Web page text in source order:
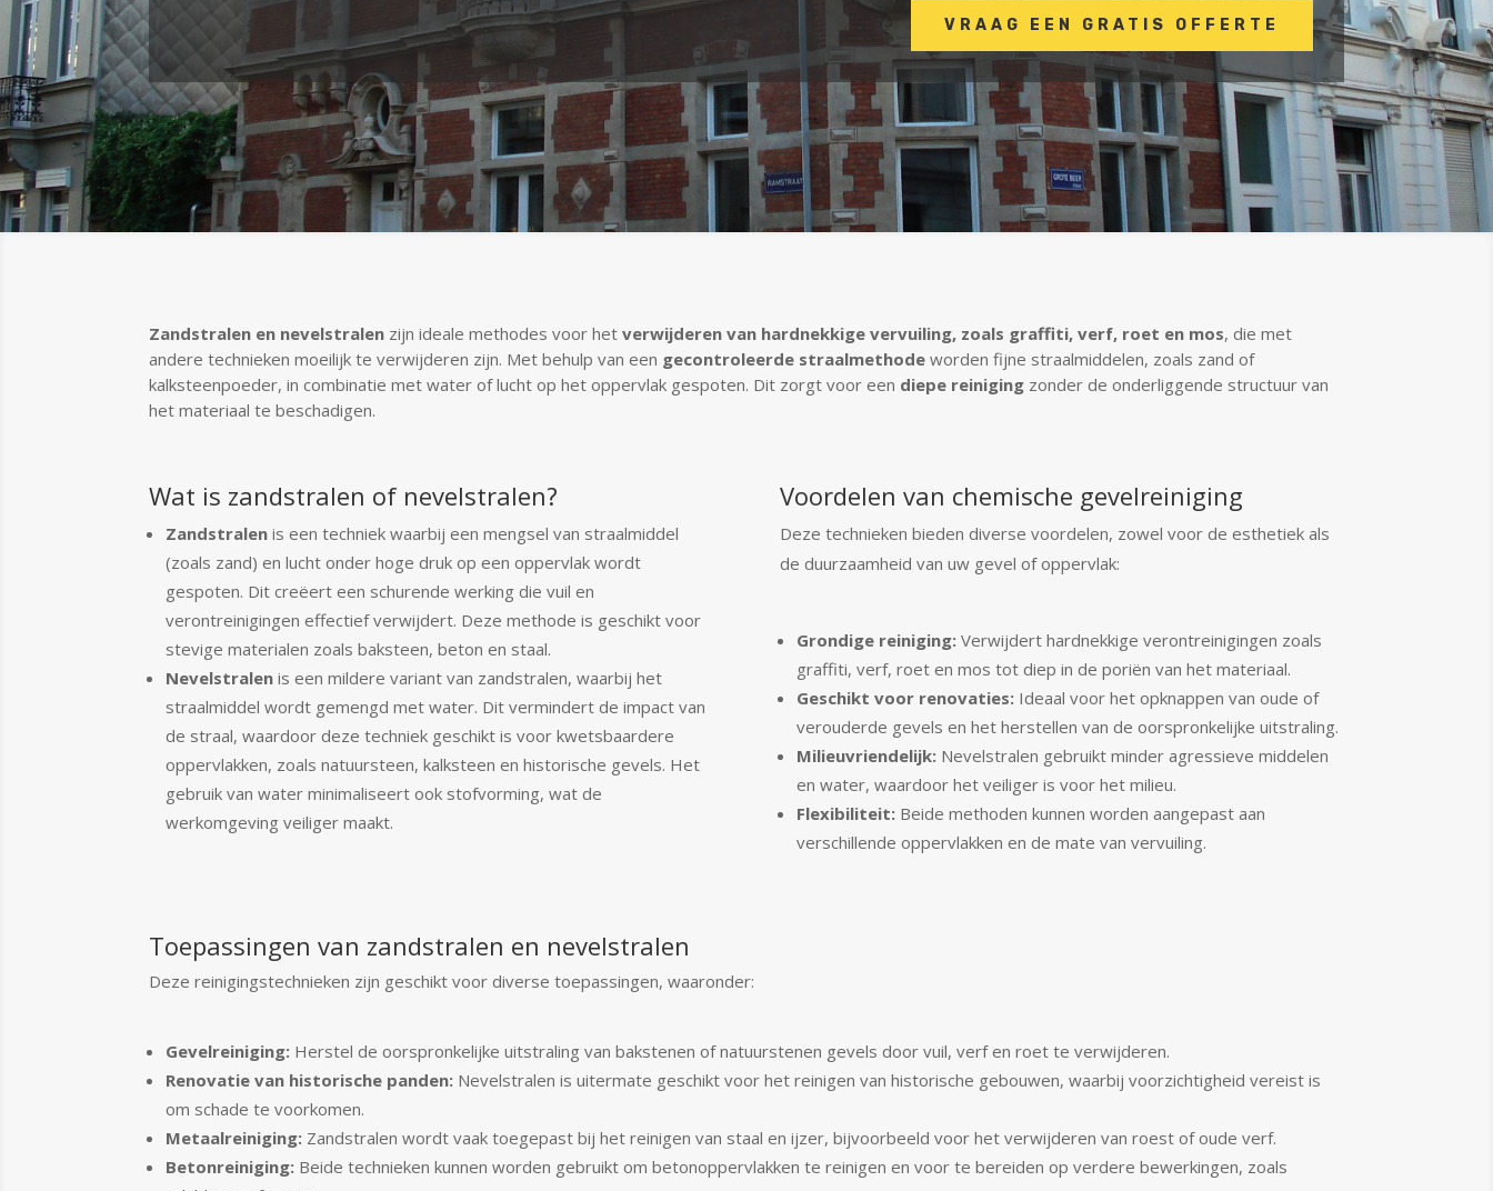
VRAAG EEN GRATIS OFFERTE
Zandstralen en nevelstralen zijn ideale methodes voor hetverwijderen van hardnekkige vervuiling, zoals graffiti, verf, roet en mos, die met
andere technieken moeilijk te verwijderen zijn. Met behulp van een gecontroleerde straalmethode worden fijne straalmiddelen, zoals zand of
kalksteenpoeder, in combinatie met water of lucht op het oppervlak gespoten. Dit zorgt voor een diepe reiniging zonder de onderliggende structuur van
het materiaal te beschadigen.
Wat is zandstralen of nevelstralen?
Zandstralen is een techniek waarbij een mengsel van straalmiddel
(zoals zand) en lucht onder hoge druk op een oppervlak wordt
gespoten. Dit creëert een schurende werking die vuil en
verontreinigingen effectief verwijdert. Deze methode is geschikt voor
stevige materialen zoals baksteen, beton en staal.
Nevelstralen is een mildere variant van zandstralen, waarbij het
straalmiddel wordt gemengd met water. Dit vermindert de impact van
de straal, waardoor deze techniek geschikt is voor kwetsbaardere
oppervlakken, zoals natuursteen, kalksteen en historische gevels. Het
gebruik van water minimaliseert ook stofvorming, wat de
werkomgeving veiliger maakt.
Voordelen van chemische gevelreiniging
Deze technieken bieden diverse voordelen, zowel voor de esthetiek als
de duurzaamheid van uw gevel of oppervlak:
Grondige reiniging:Verwijdert hardnekkige verontreinigingen zoals
graffiti, verf, roet en mos tot diep in de poriën van het materiaal.
Geschikt voor renovaties:Ideaal voor het opknappen van oude of
verouderde gevels en het herstellen van de oorspronkelijke uitstraling.
Milieuvriendelijk:Nevelstralen gebruikt minder agressieve middelen
en water, waardoor het veiliger is voor het milieu.
Flexibiliteit:Beide methoden kunnen worden aangepast aan
verschillende oppervlakken en de mate van vervuiling.
Toepassingen van zandstralen en nevelstralen
Deze reinigingstechnieken zijn geschikt voor diverse toepassingen, waaronder:
Gevelreiniging: Herstel de oorspronkelijke uitstraling van bakstenen of natuurstenen gevels door vuil, verf en roet te verwijderen.
Renovatie van historische panden: Nevelstralen is uitermate geschikt voor het reinigen van historische gebouwen, waarbij voorzichtigheid vereist is
om schade te voorkomen.
Metaalreiniging: Zandstralen wordt vaak toegepast bij het reinigen van staal en ijzer, bijvoorbeeld voor het verwijderen van roest of oude verf.
Betonreiniging: Beide technieken kunnen worden gebruikt om betonoppervlakken te reinigen en voor te bereiden op verdere bewerkingen, zoals